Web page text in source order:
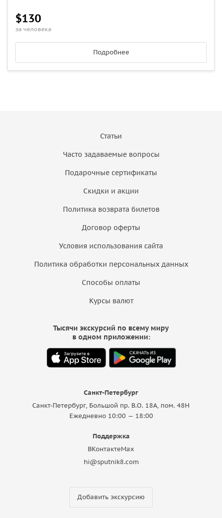
$130
за человека
Подробнее
Статьи
Часто задаваемые вопросы
Подарочные сертификаты
Скидки и акции
Политика возврата билетов
Договор оферты
Условия использования сайта
Политика обработки персональных данных
Способы оплаты
Курсы валют
Санкт-Петербург
Санкт-Петербург, Большой пр. В.О. 18A, пом. 48Н
Ежедневно 10:00 — 18:00
Поддержка
ВКонтактеMax
hi@sputnik8.com
Добавить экскурсию
Тысячи экскурсий по всему миру
в одном приложении: